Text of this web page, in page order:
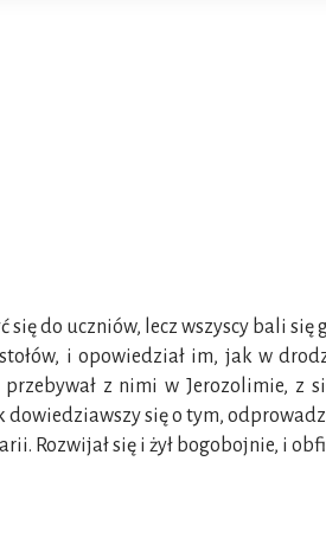
się do uczniów, lecz wszyscy bali się
i opowiedział im, jak w
z nimi w Jerozolimie, z
się o tym,
Rozwijał się i żył bogobojnie, i